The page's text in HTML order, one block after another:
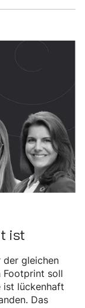
ist
der gleichen
Footprint soll
ist lückenhaft
Das